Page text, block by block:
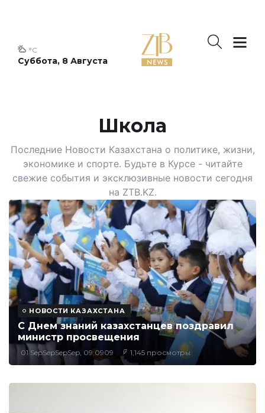
Суббота, 8 Августа
°C
Школа
Последние Новости Казахстана о политике, жизни,
экономике и спорте. Будьте в Курсе - читайте
свежие события и эксклюзивные новости сегодня
на ZTB.KZ.
НОВОСТИ КАЗАХСТАНА
С Днем знаний казахстанцев поздравил
министр просвещения
01 SepSepSepSep, 09:0909 1,145 просмотры